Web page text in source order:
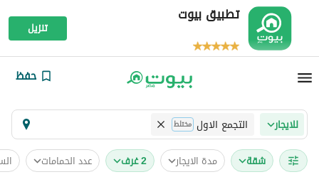
تطبيق بيوت
تنزيل
حفظ
للايجار التجمع الاول مختلط
شقة مدة الايجار 2 غرف عدد الحمامات